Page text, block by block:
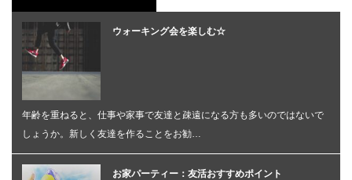
ウォーキング会を楽しむ☆
年齢を重ねると、仕事や家事で友達と疎遠になる方も多いのではないで
しょうか。新しく友達を作ることをお勧…
お家パーティー：友活おすすめポイント